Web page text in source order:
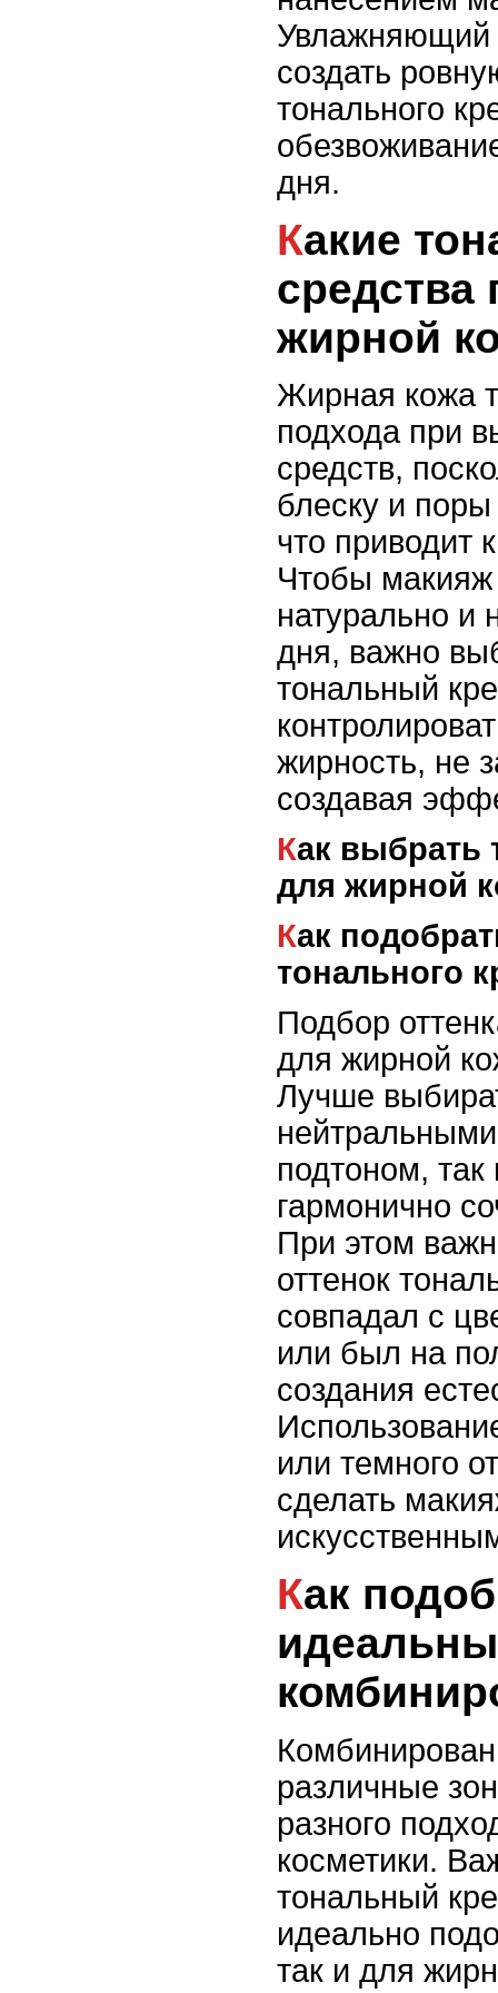
Увлажняющий
создать
тонального
дня.
Какие тональные
средства
жирной
Жирная кожа
подхода при
средств,
блеску и поры
что приводит
Чтобы
натурально и
дня, важно
тональный
жирность, не
создавая
Как выбрать тональный крем
для жирной
Как подобрать оттенок
тонального
Подбор
для жирной
Лучше
подтоном, так
гармонично
При этом
оттенок
совпадал с
или был на
создания
или темного
сделать
Как подобрать
различные
разного
косметики.
тональный
идеально
так и для